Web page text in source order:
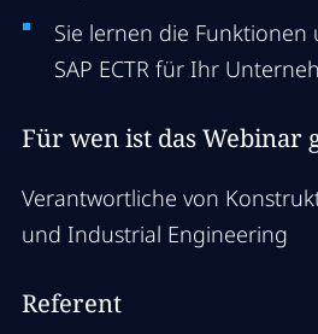
Sie lernen die
SAP ECTR für Ihr
Für wen ist das Webinar
Verantwortliche von
und Industrial Engineering
Referent